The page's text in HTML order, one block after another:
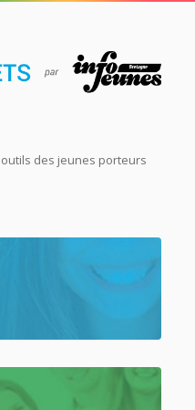
outils des jeunes porteurs